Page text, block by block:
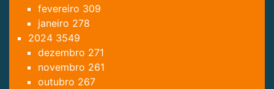
fevereiro 309
janeiro 278
2024 3549
dezembro 271
novembro 261
outubro 267